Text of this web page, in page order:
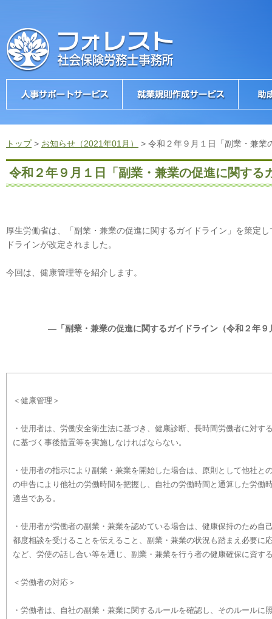
トップ> お知らせ（2021年01月） > 令和２年９月１日「副業・兼業
令和２年９月１日「副業・兼業の促進に関する
厚生労働省は、「副業・兼業の促進に関するガイドライン」を策定
ドラインが改定されました。
今回は、健康管理等を紹介します。
―「副業・兼業の促進に関するガイドライン（令和２年
＜健康管理＞
・使用者は、労働安全衛生法に基づき、健康診断、長時間労働者に対す
に基づく事後措置等を実施しなければならない。
・使用者の指示により副業・兼業を開始した場合は、原則として他社と
の申告により他社の労働時間を把握し、自社の労働時間と通算した労働
適当である。
・使用者が労働者の副業・兼業を認めている場合は、健康保持のため自
都度相談を受けることを伝えること、副業・兼業の状況も踏まえ必要に
など、労使の話し合い等を通じ、副業・兼業を行う者の健康確保に資す
＜労働者の対応＞
・労働者は、自社の副業・兼業に関するルールを確認し、そのルールに